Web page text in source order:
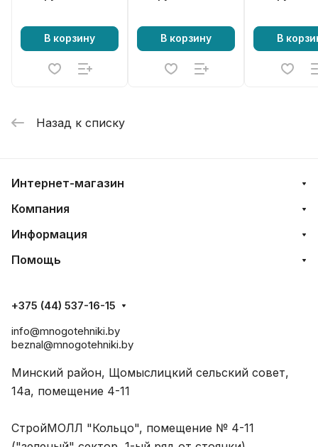
В корзину В корзину В
Назад к списку
Интернет-магазин
Компания
Информация
Помощь
+375 (44) 537-16-15
info@mnogotehniki.by
beznal@mnogotehniki.by
Минский район, Щомыслицкий сельский совет,
14а, помещение 4-11
СтройМОЛЛ "Кольцо", помещение № 4-11